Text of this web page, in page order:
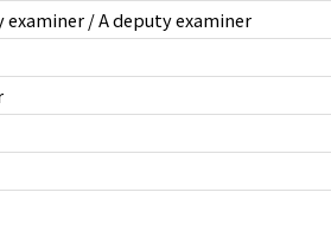
examiner / A deputy examiner